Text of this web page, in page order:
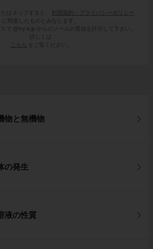
はタップすると、
利用規約・プライバシーポリシー
に同意したものとみなします。
で @try-it.jp からのメールの受信を許可して下さい。
詳しくは
こちら
をご覧ください。
物と無機物
の発生
液の性質